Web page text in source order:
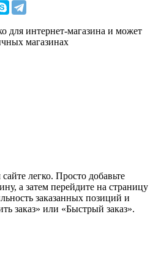
для интернет-магазина и может
магазинах
легко. Просто добавьте
а затем перейдите на страницу
заказанных позиций и
заказ» или «Быстрый заказ».